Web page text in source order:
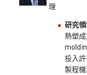
理
研究領
熱塑
投入
製程